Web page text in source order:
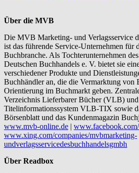
Über die MVB
Die MVB Marketing- und Verlagsservice
ist das führende Service-Unternehmen für
Buchbranche. Als Tochterunternehmen
Deutschen Buchhandels e. V. bietet sie
verschiedener Produkte und
Buchhändler an, die die Vermarktung von
Orientierung im Buchmarkt geben.
Verzeichnis Lieferbarer Bücher (VLB) und
Titelinformationssystem VLB-TIX sowie
Börsenblatt und das Kundenmagazin
www.mvb-online.de |
www.xing.com/companies/mvbmarketing-
undverlagsservicedesbuchhandelsgmbh
Über Readbox